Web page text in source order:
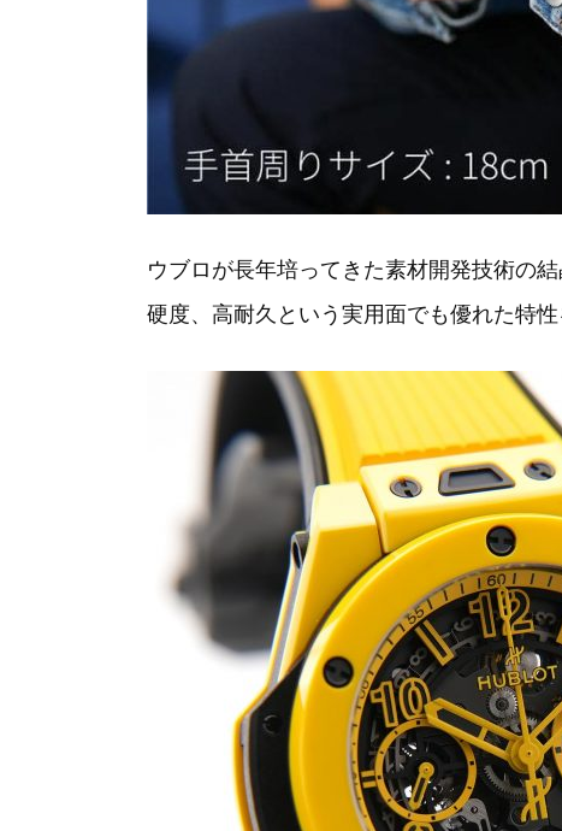
ウブロが長年培ってきた素材開発技術の
硬度、高耐久という実用面でも優れた特性